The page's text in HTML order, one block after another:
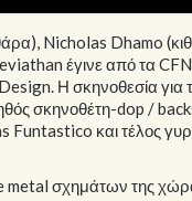
Nicholas Dhamo
έγινε από τα
Η σκηνοθεσία για
σκηνοθέτη-dop /
και τέλος
σχημάτων της